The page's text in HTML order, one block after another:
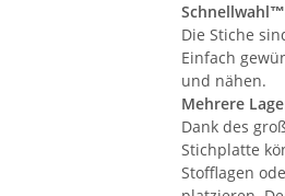
Die Stiche
Einfach
und nähen.
Mehrere
Dank des
Stichplatte
Stofflagen